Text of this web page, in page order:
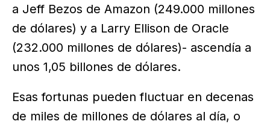
a Jeff Bezos de Amazon (249.000 millones
de dólares) y a Larry Ellison de Oracle
(232.000 millones de dólares)- ascendía a
unos 1,05 billones de dólares.
Esas fortunas pueden fluctuar en decenas
de miles de millones de dólares al día, o